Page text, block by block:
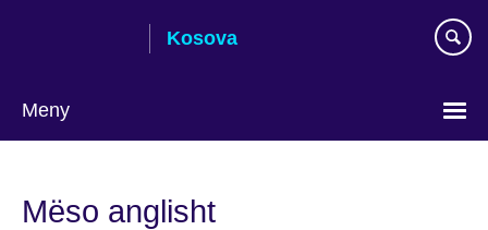
Kosova
Meny
language
Mëso anglisht